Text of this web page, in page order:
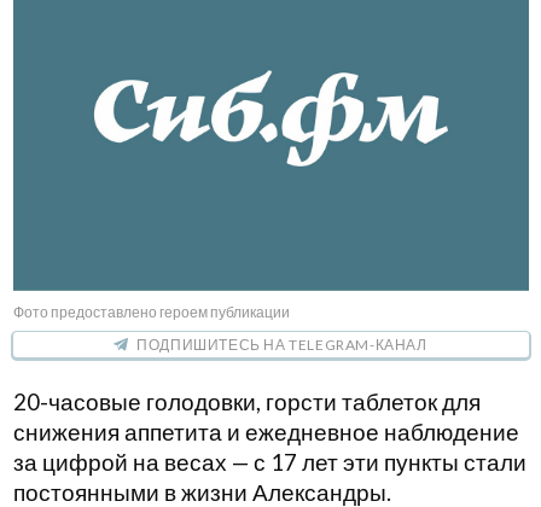
Фото предоставлено героем публикации
ПОДПИШИТЕСЬ НА TELEGRAM-КАНАЛ
20-часовые голодовки, горсти таблеток для
снижения аппетита и ежедневное наблюдение
за цифрой на весах — с 17 лет эти пункты стали
постоянными в жизни Александры.